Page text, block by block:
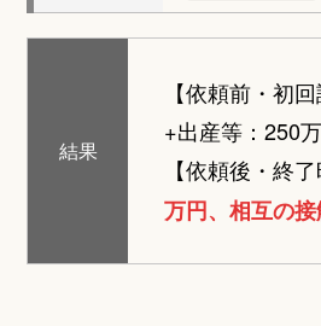
結果
【依頼前・初回
+出産等：250
【依頼後・終了
万円、相互の